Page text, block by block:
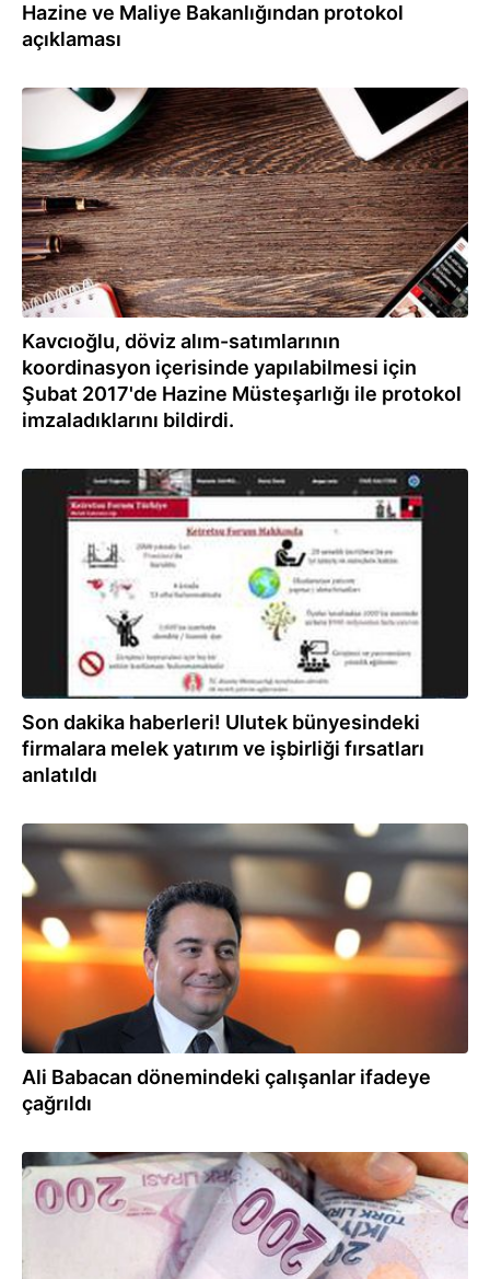
Hazine ve Maliye Bakanlığından protokol
açıklaması
16.04.2021
Kavcıoğlu, döviz alım-satımlarının
koordinasyon içerisinde yapılabilmesi için
Şubat 2017'de Hazine Müsteşarlığı ile protokol
imzaladıklarını bildirdi.
12.08.2020
Son dakika haberleri! Ulutek bünyesindeki
firmalara melek yatırım ve işbirliği fırsatları
anlatıldı
03.07.2019
Ali Babacan dönemindeki çalışanlar ifadeye
çağrıldı
07.12.2018